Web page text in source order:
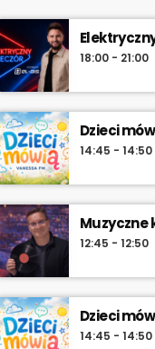
18:00 - 21:00
Dzieci
14:45 - 14:50
12:45 - 12:50
Dzieci
14:45 - 14:50